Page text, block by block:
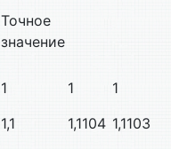
Точное
значение
1 1
1
1,1 1,1104 1,1103